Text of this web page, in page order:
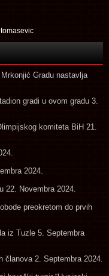
Gradu nastavlja
gradi u ovom gradu 3.
komiteta BiH 21.
2024.
22. Novembra 2024.
preokretom do prvih
iz Tuzle 5. Septembra
članova 2. Septembra 2024.